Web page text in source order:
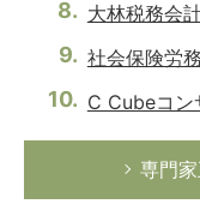
大林税務会
社会保険労
C Cubeコン
専門